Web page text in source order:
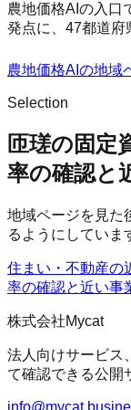
農地価格AIの入口
発点に、47都道府
農地価格AI の地域
Selection
匝瑳の固定
率の確認と
地域ページを見た
るようにしていま
住まい・不動産の
率の確認と近い事
株式会社Mycat
法人向けサービス
て確認できる公開